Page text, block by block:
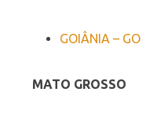
GOIÂNIA – GO
MATO GROSSO